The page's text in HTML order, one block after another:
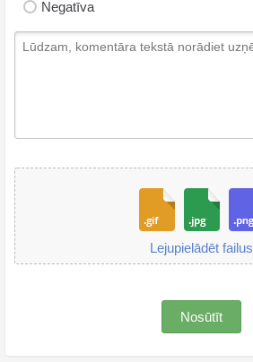
Negatīva
Lejupielādēt failus
Nosūtīt